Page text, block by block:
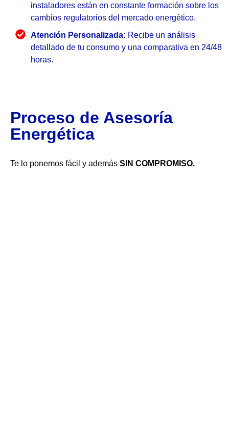
instaladores están en constante formación sobre los
cambios regulatorios del mercado energético.
Atención Personalizada: Recibe un análisis
detallado de tu consumo y una comparativa en 24/48
horas.
Proceso de Asesoría
Energética
Te lo ponemos fácil y además SIN COMPROMISO.